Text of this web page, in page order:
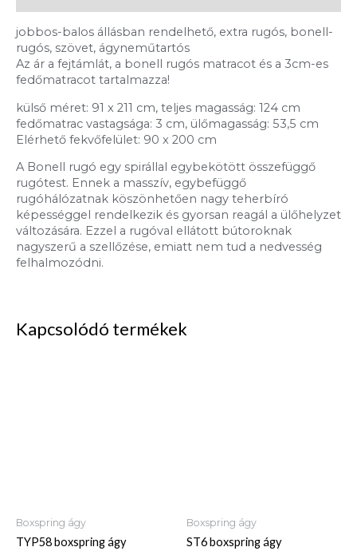
jobbos-balos állásban rendelhető, extra rugós, bonell-
rugós, szövet, ágyneműtartós
Az ár a fejtámlát, a bonell rugós matracot és a 3cm-es
fedőmatracot tartalmazza!
külső méret: 91 x 211 cm, teljes magasság: 124 cm
fedőmatrac vastagsága: 3 cm, ülőmagasság: 53,5 cm
Elérhető fekvőfelület: 90 x 200 cm
A Bonell rugó egy spirállal egybekötött összefüggő
rugótest. Ennek a masszív, egybefüggő
rugóhálózatnak köszönhetően nagy teherbíró
képességgel rendelkezik és gyorsan reagál a ülőhelyzet
változására. Ezzel a rugóval ellátott bútoroknak
nagyszerű a szellőzése, emiatt nem tud a nedvesség
felhalmozódni.
Kapcsolódó termékek
Boxspring ágy
TYP58 boxspring ágy
Boxspring ágy
ST6 boxspring ágy